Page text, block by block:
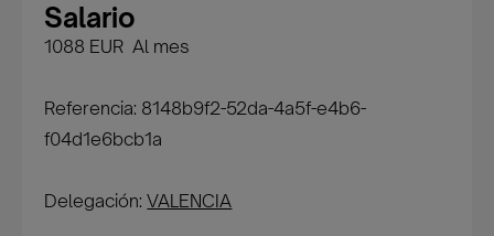
Salario
1088 EUR Al mes
Referencia: 8148b9f2-52da-4a5f-e4b6-
f04d1e6bcb1a
Delegación:VALENCIA